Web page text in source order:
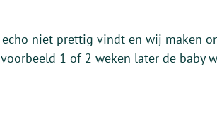
niet prettig vindt en wij maken
1 of 2 weken later de baby